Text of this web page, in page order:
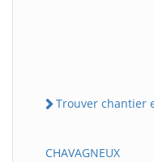
Trouver chantier
CHAVAGNEUX